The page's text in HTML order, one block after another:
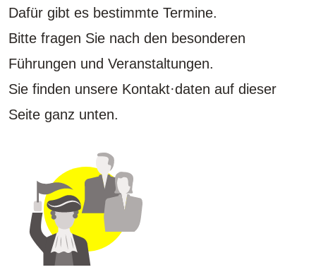
Dafür gibt es bestimmte Termine.
Bitte fragen Sie nach den besonderen
Führungen und Veranstaltungen.
Sie finden unsere Kontakt·daten auf dieser
Seite ganz unten.